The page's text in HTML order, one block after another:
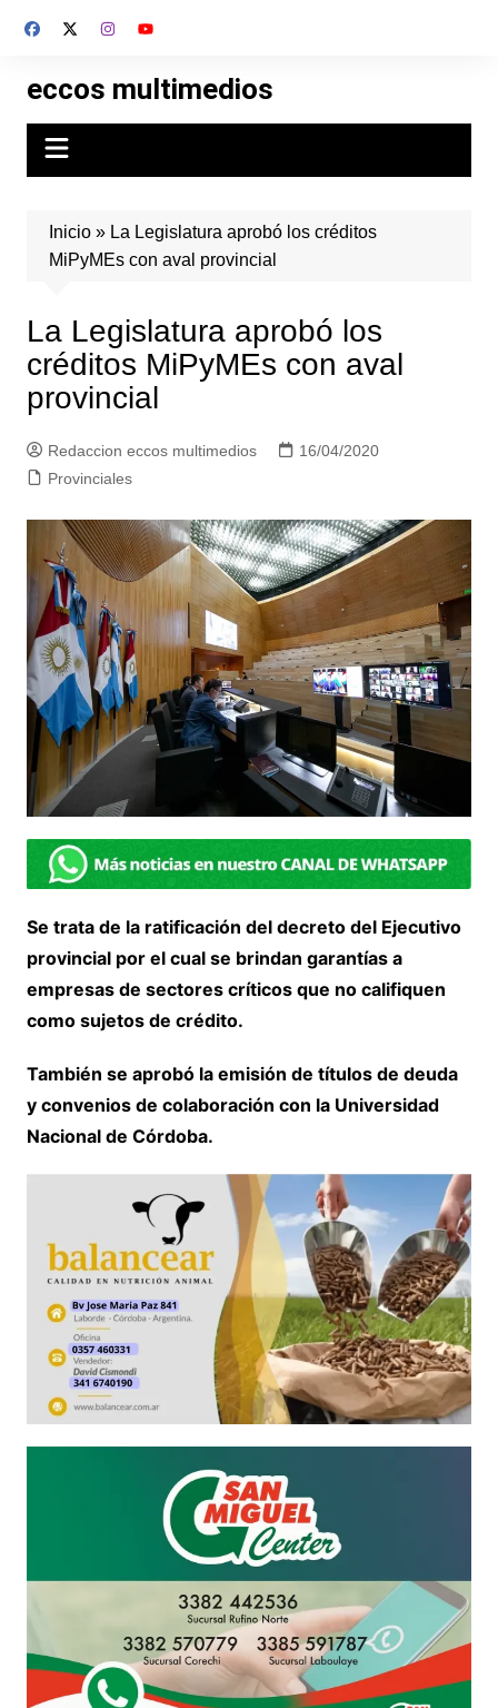
eccos multimedios
Inicio» La Legislatura aprobó los créditos
MiPyMEs con aval provincial
La Legislatura aprobó los
créditos MiPyMEs con aval
provincial
Redaccion eccos multimedios
16/04/2020
Provinciales
Se trata de la ratificación del decreto del Ejecutivo
provincial por el cual se brindan garantías a
empresas de sectores críticos que no califiquen
como sujetos de crédito.
También se aprobó la emisión de títulos de deuda
y convenios de colaboración con la Universidad
Nacional de Córdoba.